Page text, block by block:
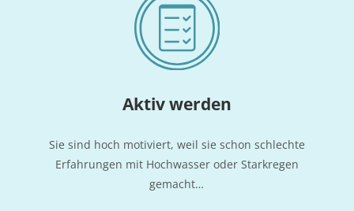
Aktiv wer­den
Sie sind hoch moti­viert, weil sie schon schlech­te
Erfah­run­gen mit Hoch­was­ser oder Stark­re­gen
gemacht…